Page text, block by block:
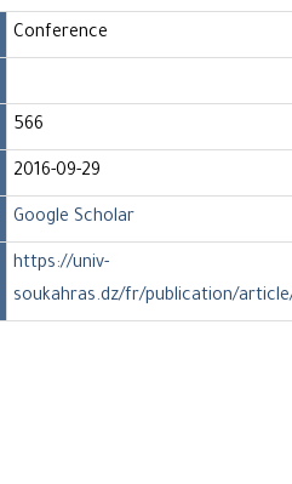
Conference
566
2016-09-29
Google Scholar
https://univ-
soukahras.dz/fr/publication/